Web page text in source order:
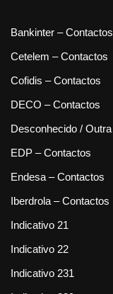
Bankinter – Contactos
Cetelem – Contactos
Cofidis – Contactos
DECO – Contactos
Desconhecido / Outra
EDP – Contactos
Endesa – Contactos
Iberdrola – Contactos
Indicativo 21
Indicativo 22
Indicativo 231